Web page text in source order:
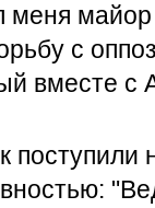
майор
с
вместе с